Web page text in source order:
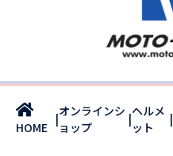
HOME
|
オンラインシ
ョップ
|
ヘルメ
ット
|